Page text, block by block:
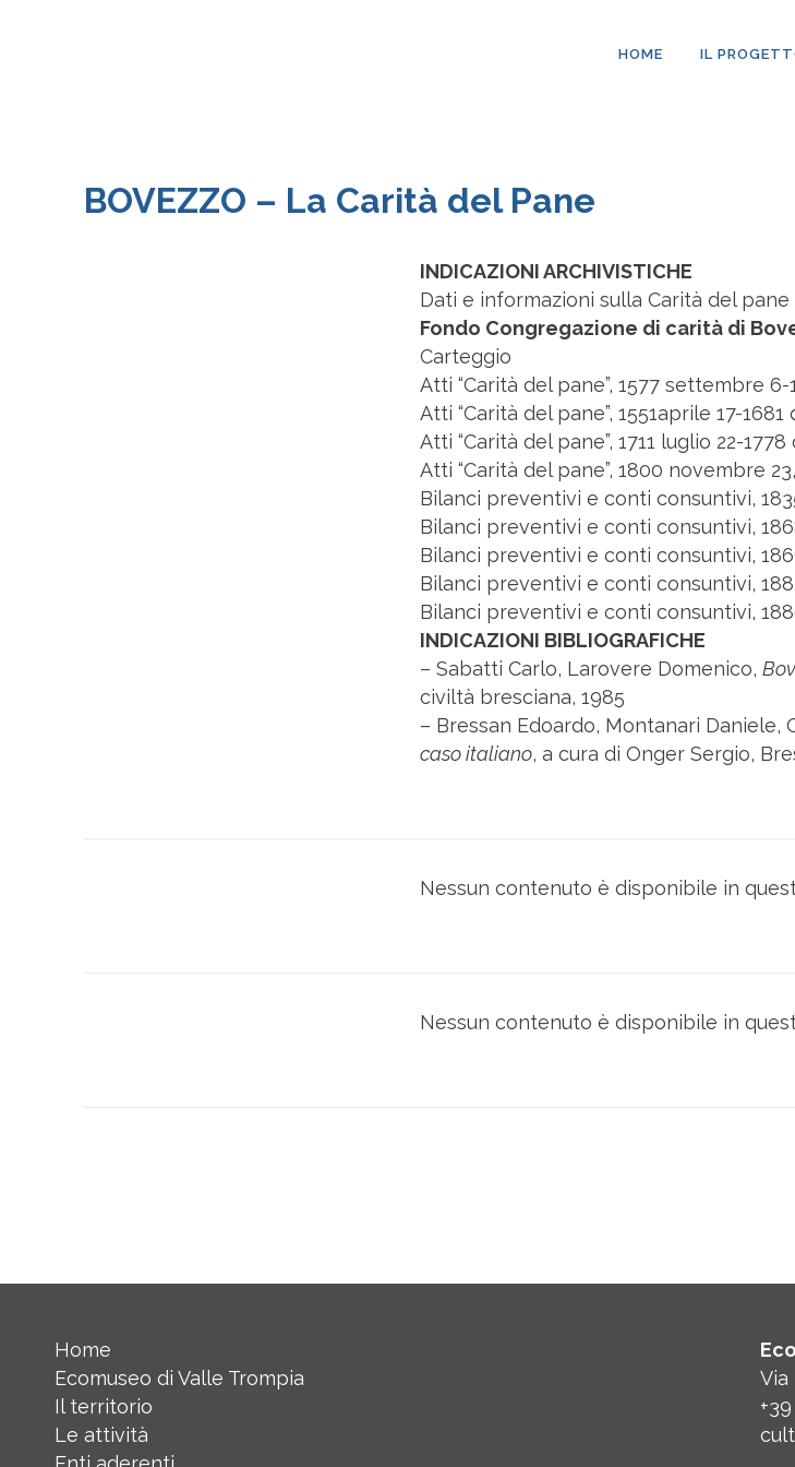
HOME IL
BOVEZZO – La Carità del Pane
INDICAZIONI ARCHIVISTICHE
Dati e informazioni sulla Carità del pane
Fondo Congregazione di carità di
Carteggio
Atti “Carità del pane”, 1577 settembre 6-
Atti “Carità del pane”, 1551aprile 17-
Atti “Carità del pane”, 1711 luglio 22-
Atti “Carità del pane”, 1800 novembre
Bilanci preventivi e conti consuntivi,
Bilanci preventivi e conti consuntivi,
Bilanci preventivi e conti consuntivi,
Bilanci preventivi e conti consuntivi,
Bilanci preventivi e conti consuntivi,
INDICAZIONI BIBLIOGRAFICHE
– Sabatti Carlo, Larovere Domenico,
civiltà bresciana, 1985
– Bressan Edoardo, Montanari Daniele,
caso italiano, a cura di Onger Sergio,
Nessun contenuto è disponibile in
Nessun contenuto è disponibile in
Home
Ecomuseo di Valle Trompia
Il territorio
Le attività
Via